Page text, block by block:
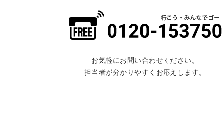
お気軽にお問い合わせください。
担当者が分かりやすくお応えします。